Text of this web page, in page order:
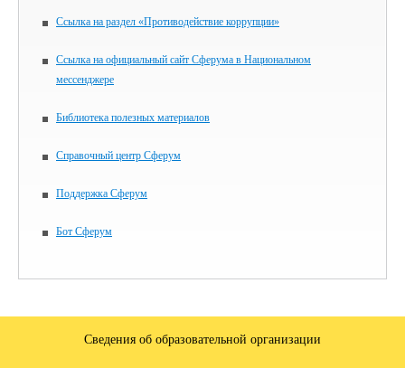
Ссылка на раздел «Противодействие коррупции»
Ссылка на официальный сайт Сферума в Национальном
мессенджере
Библиотека полезных материалов
Справочный центр Сферум
Поддержка Сферум
Бот Сферум
Сведения об образовательной организации